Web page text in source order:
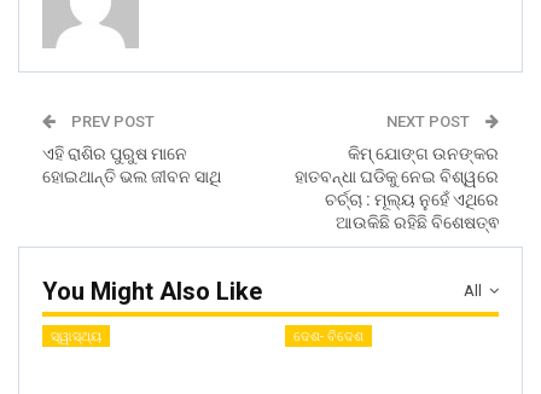
PREV POST
ଏହି ରାଶିର ପୁରୁଷ ମାନେ
ହୋଇଥାନ୍ତି ଭଲ ଜୀବନ ସାଥି
NEXT POST
କିମ୍ ଯୋଙ୍ଗ ଉନଙ୍କର
ହାତବନ୍ଧା ଘଡିକୁ ନେଇ ବିଶ୍ୱରେ
ଚର୍ଚ୍ଚା : ମୂଲ୍ୟ ନୁହେଁ ଏଥିରେ
ଆଉକିଛି ରହିଛି ବିଶେଷତ୍ଵ
All
You Might Also Like
ସ୍ୱାସ୍ଥ୍ୟ ଦେଶ- ବିଦେଶ